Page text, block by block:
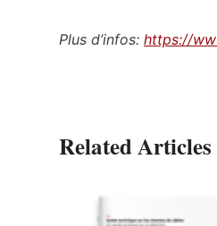
Plus d’infos: https://
Related Articles